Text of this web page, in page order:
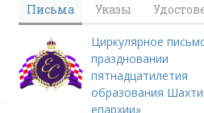
Письма
Указы
Циркулярное
праздновании
пятнадцатилетия
образования
епархии»